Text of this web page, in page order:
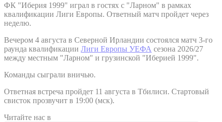
ФК "Иберия 1999" играл в гостях с "Ларном" в рамках
квалификации Лиги Европы. Ответный матч пройдет через
неделю.
Вечером 4 августа в Северной Ирландии состоялся матч 3-го
раунда квалификации Лиги Европы УЕФА сезона 2026/27
между местным "Ларном" и грузинской "Иберией 1999".
Команды сыграли вничью.
Ответная встреча пройдет 11 августа в Тбилиси. Стартовый
свисток прозвучит в 19:00 (мск).
Читайте нас в